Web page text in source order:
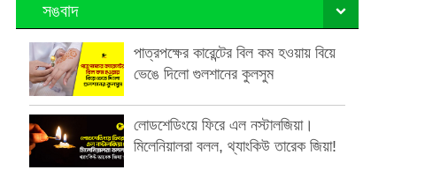
সঙবাদ
পাত্রপক্ষের কারেন্টের বিল কম হওয়ায় বিয়ে
ভেঙে দিলো গুলশানের কুলসুম
লোডশেডিংয়ে ফিরে এল নস্টালজিয়া।
মিলেনিয়ালরা বলল, থ্যাংকিউ তারেক জিয়া!